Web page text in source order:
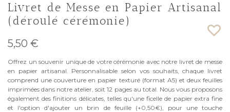
Livret de Messe en Papier Artisanal
(déroulé cérémonie)
5,50 €
Offrez un souvenir unique de votre cérémonie avec notre livret de messe
en papier artisanal. Personnalisable selon vos souhaits, chaque livret
comprend une couverture en papier texturé (format A5) et deux feuilles
imprimées dans notre atelier, soit 12 pages au total. Nous vous proposons
également des finitions délicates, telles qu'une ficelle de papier extra fine
et l'option d'ajouter un brin de feuille (+0,50€), pour une touche